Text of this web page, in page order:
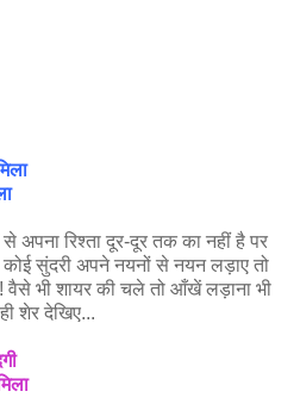
से अपना रिश्ता दूर-दूर तक का नहीं है पर
कोई सुंदरी अपने नयनों से नयन लड़ाए तो
वैसे भी शायर की चले तो आँखें लड़ाना भी
शेर देखिए...